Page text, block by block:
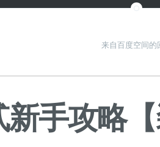
来自百度空间的
手攻略【